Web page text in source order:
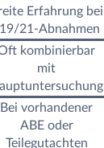
Erfahrung bei
21-Abnahmen
kombinierbar
mit
Bei vorhandener
ABE oder
Teilegutachten